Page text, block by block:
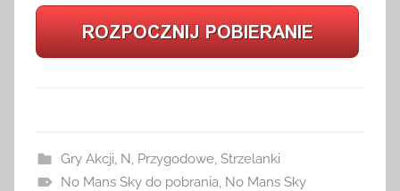
Gry Akcji, N, Przygodowe, Strzelanki
No Mans Sky do pobrania, No Mans Sky